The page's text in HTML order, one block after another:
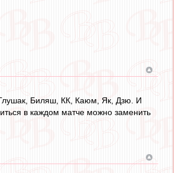
Глушак, Биляш, КК, Каюм, Як, Дзю. И
в каждом матче можно заменить